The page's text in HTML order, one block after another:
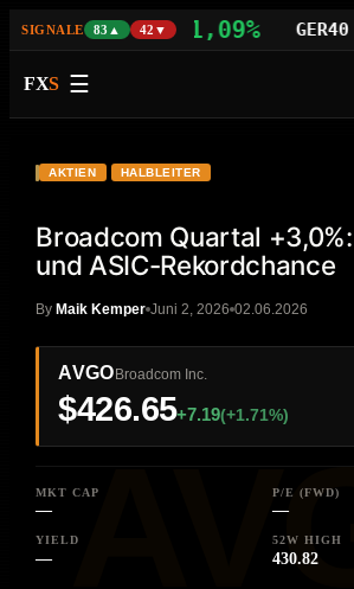
SIGNALE 83▲ 42▼
29.742,21+1,09% GER40
FXS ☰
AVGO
AKTIEN HALBLEITER
Broadcom Quartal
und ASIC-Rekordchance
ByMaik Kemper Juni 2, 2026 02.06.2026
AVGO Broadcom Inc.
$426.65+7.19(+1.71%)
MKT CAP
—
P/E (FWD)
—
YIELD
—
52W HIGH
430.82